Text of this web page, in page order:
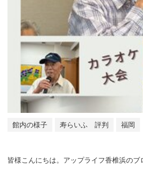
館内の様子 寿らいふ 評判 福岡
皆様こんにちは。アップライフ香椎浜のブ